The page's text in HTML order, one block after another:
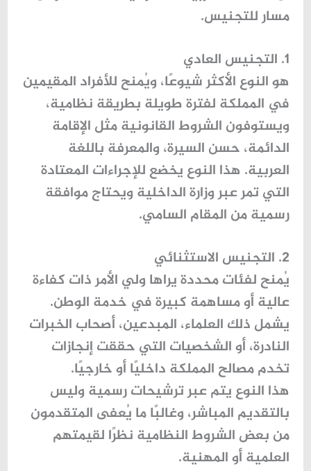
مسار للتجنيس.
1. التجنيس العادي
هو النوع الأكثر شيوعًا، ويُمنح للأفراد المقيمين
في المملكة لفترة طويلة بطريقة نظامية،
ويستوفون الشروط القانونية مثل الإقامة
الدائمة، حسن السيرة، والمعرفة باللغة
العربية. هذا النوع يخضع للإجراءات المعتادة
التي تمر عبر وزارة الداخلية ويحتاج موافقة
رسمية من المقام السامي.
2. التجنيس الاستثنائي
يُمنح لفئات محددة يراها ولي الأمر ذات كفاءة
عالية أو مساهمة كبيرة في خدمة الوطن.
يشمل ذلك العلماء، المبدعين، أصحاب الخبرات
النادرة، أو الشخصيات التي حققت إنجازات
تخدم مصالح المملكة داخليًا أو خارجيًا.
هذا النوع يتم عبر ترشيحات رسمية وليس
بالتقديم المباشر، وغالبًا ما يُعفى المتقدمون
من بعض الشروط النظامية نظرًا لقيمتهم
العلمية أو المهنية.